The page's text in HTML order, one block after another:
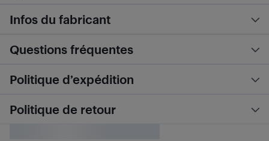
Infos du fabricant
Questions fréquentes
Politique d’expédition
Politique de retour